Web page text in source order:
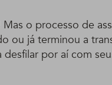
o processo de
ou já terminou a
por aí com